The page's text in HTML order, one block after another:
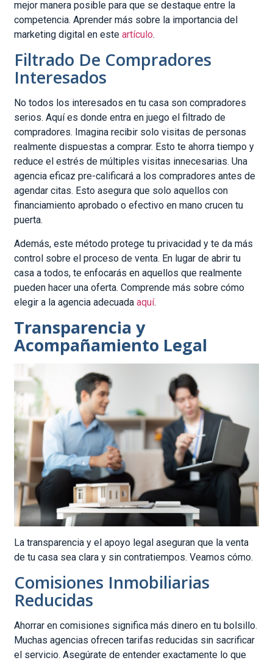
mejor manera posible para que se destaque entre la
competencia. Aprender más sobre la importancia del
marketing digital en esteartículo.
Filtrado De Compradores
Interesados
No todos los interesados en tu casa son compradores
serios. Aquí es donde entra en juego el filtrado de
compradores. Imagina recibir solo visitas de personas
realmente dispuestas a comprar. Esto te ahorra tiempo y
reduce el estrés de múltiples visitas innecesarias. Una
agencia eficaz pre-calificará a los compradores antes de
agendar citas. Esto asegura que solo aquellos con
financiamiento aprobado o efectivo en mano crucen tu
puerta.
Además, este método protege tu privacidad y te da más
control sobre el proceso de venta. En lugar de abrir tu
casa a todos, te enfocarás en aquellos que realmente
pueden hacer una oferta. Comprende más sobre cómo
elegir a la agencia adecuadaaquí.
Transparencia y
Acompañamiento Legal
La transparencia y el apoyo legal aseguran que la venta
de tu casa sea clara y sin contratiempos. Veamos cómo.
Comisiones Inmobiliarias
Reducidas
Ahorrar en comisiones significa más dinero en tu bolsillo.
Muchas agencias ofrecen tarifas reducidas sin sacrificar
el servicio. Asegúrate de entender exactamente lo que